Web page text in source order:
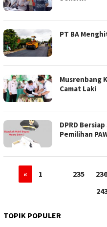
PT BA
Musrenbang
Camat Laki
DPRD
Pemilihan
« 1 235 236
TOPIK POPULER